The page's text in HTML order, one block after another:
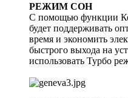
РЕЖИМ СОН
С помощью функции
будет поддерживать
время и экономить
быстрого выхода на
использовать Турбо